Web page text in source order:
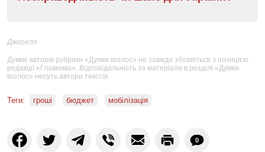
Джерело
Думки авторів рубрики «Думки вголос» не завжди збігаються з позицією
редакції «Главкома». Відповідальність за матеріали в розділі «Думки
вголос» несуть автори текстів
Теги: гроші бюджет мобілізація
0